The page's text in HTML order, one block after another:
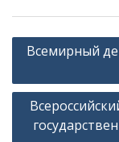
Навигация
записям
Всемирный